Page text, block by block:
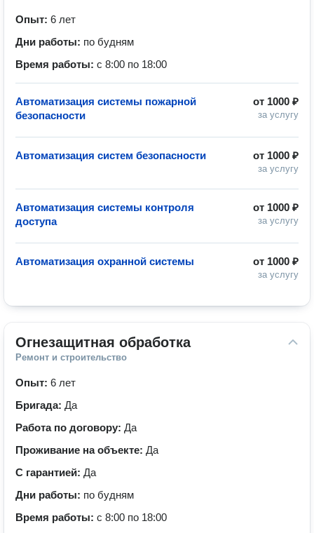
Опыт: 6 лет
Дни работы: по будням
Время работы: с 8:00 по 18:00
от 1000 ₽
за услугу
Автоматизация системы пожарной
безопасности
от 1000 ₽
за услугу
Автоматизация систем безопасности
от 1000 ₽
за услугу
Автоматизация системы контроля
доступа
от 1000 ₽
за услугу
Автоматизация охранной системы
Огнезащитная обработка
Ремонт и строительство
Опыт: 6 лет
Бригада: Да
Работа по договору: Да
Проживание на объекте: Да
С гарантией: Да
Дни работы: по будням
Время работы: с 8:00 по 18:00